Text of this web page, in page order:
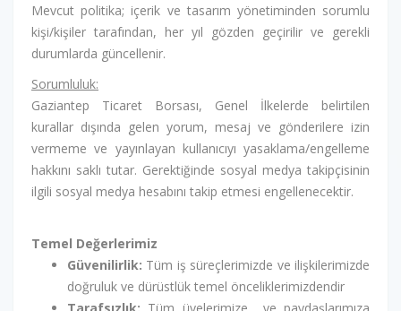
Mevcut politika; içerik ve tasarım yönetiminden sorumlu
kişi/kişiler tarafından, her yıl gözden geçirilir ve gerekli
durumlarda güncellenir.
Sorumluluk:
Gaziantep Ticaret Borsası, Genel İlkelerde belirtilen
kurallar dışında gelen yorum, mesaj ve gönderilere izin
vermeme ve yayınlayan kullanıcıyı yasaklama/engelleme
hakkını saklı tutar. Gerektiğinde sosyal medya takipçisinin
ilgili sosyal medya hesabını takip etmesi engellenecektir.
Temel Değerlerimiz
Güvenilirlik: Tüm iş süreçlerimizde ve ilişkilerimizde
doğruluk ve dürüstlük temel önceliklerimizdendir